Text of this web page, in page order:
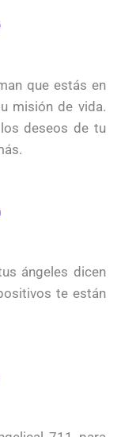
que estás en
misión de vida.
deseos de tu
ángeles dicen
te están